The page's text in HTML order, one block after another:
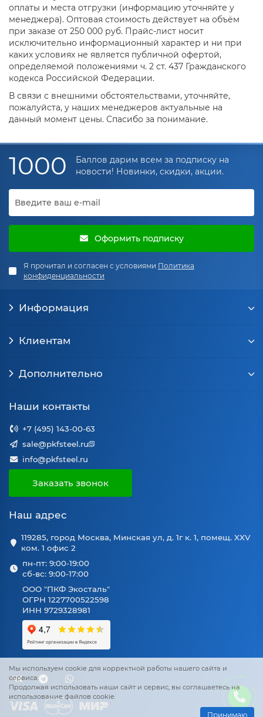
оплаты и места отгрузки (информацию уточняйте у
менеджера). Оптовая стоимость действует на объём
при заказе от 250 000 руб. Прайс-лист носит
исключительно информационный характер и ни при
каких условиях не является публичной офертой,
определяемой положениями ч. 2 ст. 437 Гражданского
кодекса Российской Федерации.
В связи с внешними обстоятельствами, уточняйте,
пожалуйста, у наших менеджеров актуальные на
данный момент цены. Спасибо за понимание.
Мы используем cookie для корректной работы нашего сайта и
сервиса.
Продолжая использовать наши сайт и сервис, вы соглашаетесь на
использование файлов cookie.
Принимаю
1000
Баллов дарим всем за подписку на
новости! Новинки, скидки, акции.
Оформить подписку
Я прочитал и согласен с условиями Политика
конфиденциальности
Информация
Клиентам
Дополнительно
Наши контакты
+7 (495) 143-00-63
sale@pkfsteel.ru
info@pkfsteel.ru
Заказать звонок
Наш адрес
119285, город Москва, Минская ул, д. 1г к. 1, помещ. XXV
ком. 1 офис 2
пн-пт: 9:00-19:00
сб-вс: 9:00-17:00
ООО "ПКФ Экосталь"
ОГРН 1227700522598
ИНН 9729328981